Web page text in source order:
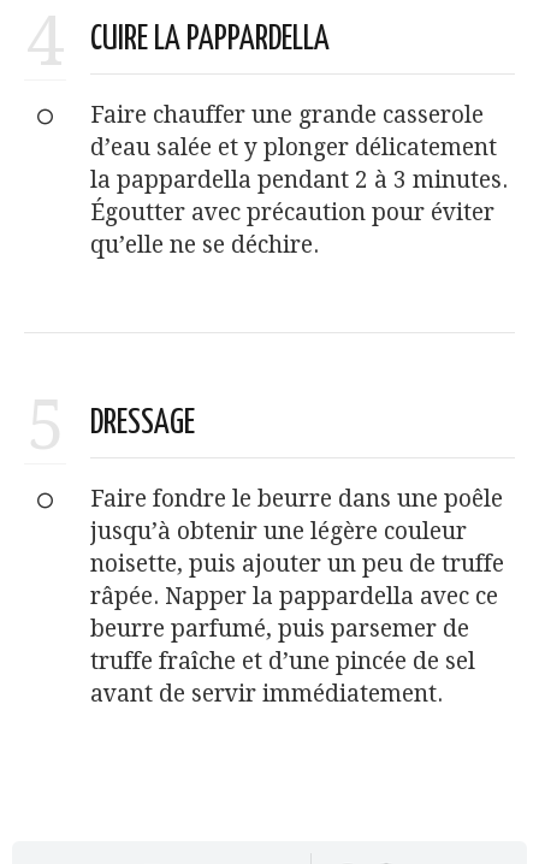
4 CUIRE LA PAPPARDELLA
Faire chauffer une grande casserole
d’eau salée et y plonger délicatement
la pappardella pendant 2 à 3 minutes.
Égoutter avec précaution pour éviter
qu’elle ne se déchire.
5 DRESSAGE
Faire fondre le beurre dans une poêle
jusqu’à obtenir une légère couleur
noisette, puis ajouter un peu de truffe
râpée. Napper la pappardella avec ce
beurre parfumé, puis parsemer de
truffe fraîche et d’une pincée de sel
avant de servir immédiatement.